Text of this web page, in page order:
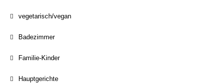
vegetarisch/vegan
Badezimmer
Familie-Kinder
Hauptgerichte